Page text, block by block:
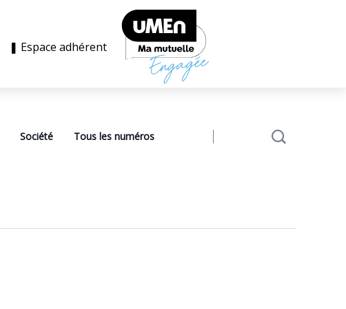
❚ Espace adhérent
Société Tous les numéros